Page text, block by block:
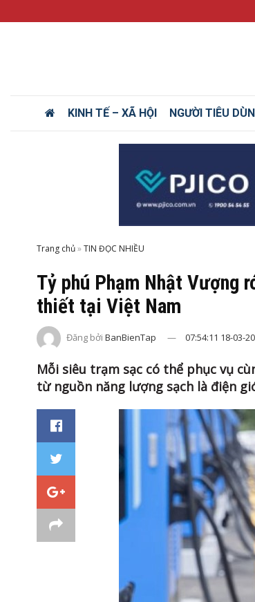
KINH TẾ – XÃ HỘI NGƯỜI TIÊU
Trang chủ»
Tỷ phú Phạm Nhật Vượng
thiết tại Việt Nam
Đăng bởi BanBienTap 07:54:11 18-03-
Mỗi siêu trạm sạc có thể phục vụ
từ nguồn năng lượng sạch là điện